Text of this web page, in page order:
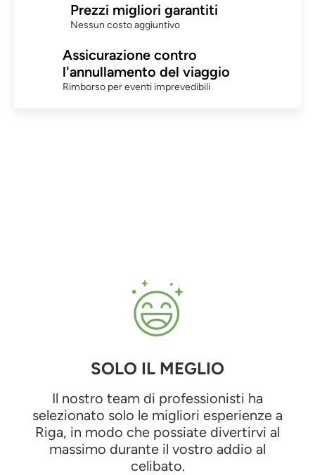
Prezzi migliori garantiti
Nessun costo aggiuntivo
Assicurazione contro
l'annullamento del viaggio
Rimborso per eventi imprevedibili
SOLO IL MEGLIO
Il nostro team di professionisti ha
selezionato solo le migliori esperienze a
Riga, in modo che possiate divertirvi al
massimo durante il vostro addio al
celibato.